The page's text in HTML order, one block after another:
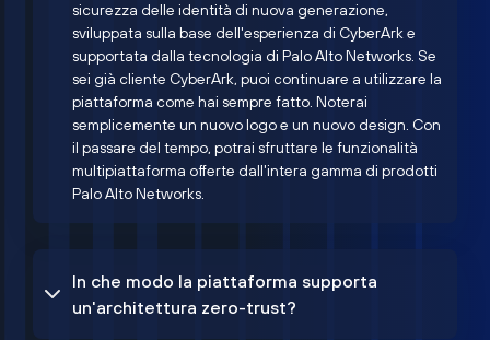
sicurezza delle identità di nuova generazione,
sviluppata sulla base dell'esperienza di CyberArk e
supportata dalla tecnologia di Palo Alto Networks. Se
sei già cliente CyberArk, puoi continuare a utilizzare la
piattaforma come hai sempre fatto. Noterai
semplicemente un nuovo logo e un nuovo design. Con
il passare del tempo, potrai sfruttare le funzionalità
multipiattaforma offerte dall'intera gamma di prodotti
Palo Alto Networks.
In che modo la piattaforma supporta
un'architettura zero-trust?